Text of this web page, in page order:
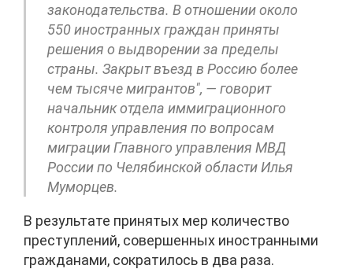
законодательства. В отношении около
550 иностранных граждан приняты
решения о выдворении за пределы
страны. Закрыт въезд в Россию более
чем тысяче мигрантов", — говорит
начальник отдела иммиграционного
контроля управления по вопросам
миграции Главного управления МВД
России по Челябинской области Илья
Муморцев.
В результате принятых мер количество
преступлений, совершенных иностранными
гражданами, сократилось в два раза.